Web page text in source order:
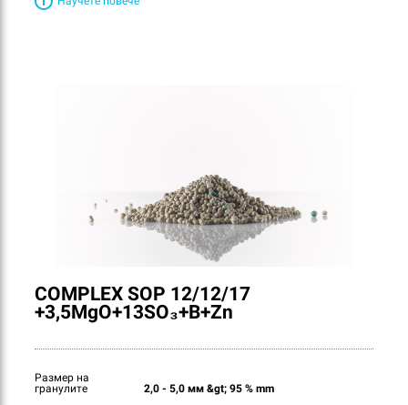
COMPLEX SOP 12/12/17
+3,5MgO+13SO₃+B+Zn
Размер на
гранулите
2,0 - 5,0 мм &gt; 95 % mm